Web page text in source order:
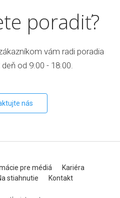
poradiť?
vám radi poradia
od 9:00 - 18:00.
nás
pre médiá
Kariéra
stiahnutie Kontakt